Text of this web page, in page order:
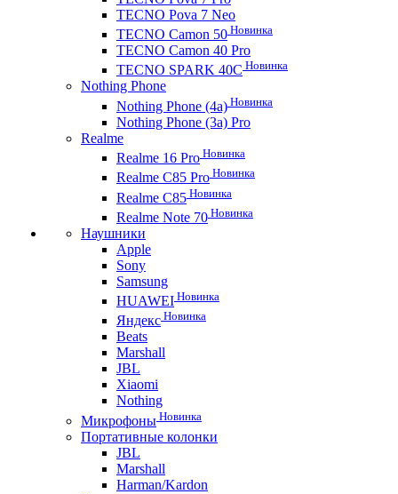
TECNO Pova 7 Neo
TECNO Camon 50 Новинка
TECNO Camon 40 Pro
TECNO SPARK 40C Новинка
Nothing Phone
Nothing Phone (4a) Новинка
Nothing Phone (3a) Pro
Realme
Realme 16 Pro Новинка
Realme C85 Pro Новинка
Realme C85 Новинка
Realme Note 70 Новинка
Наушники
Apple
Sony
Samsung
HUAWEI Новинка
Яндекс Новинка
Beats
Marshall
JBL
Xiaomi
Nothing
Микрофоны Новинка
Портативные колонки
JBL
Marshall
Harman/Kardon